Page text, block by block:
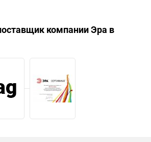
компанииЭра в